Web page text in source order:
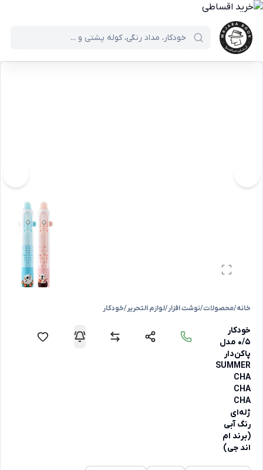
خانه/محصولات/نوشت افزار/لوازم التحریر/خودکار
خودکار
0/5 مدل
پاکن‌دار
SUMMER
CHA
CHA
CHA
ژله‌‌ای
رنگ آبی
(برند ام
اند جی)